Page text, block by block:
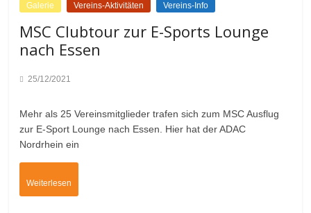
Galerie Vereins-Aktivitäten Vereins-Info
MSC Clubtour zur E-Sports Lounge
nach Essen
25/12/2021
Mehr als 25 Vereinsmitglieder trafen sich zum MSC Ausflug
zur E-Sport Lounge nach Essen. Hier hat der ADAC
Nordrhein ein
Weiterlesen